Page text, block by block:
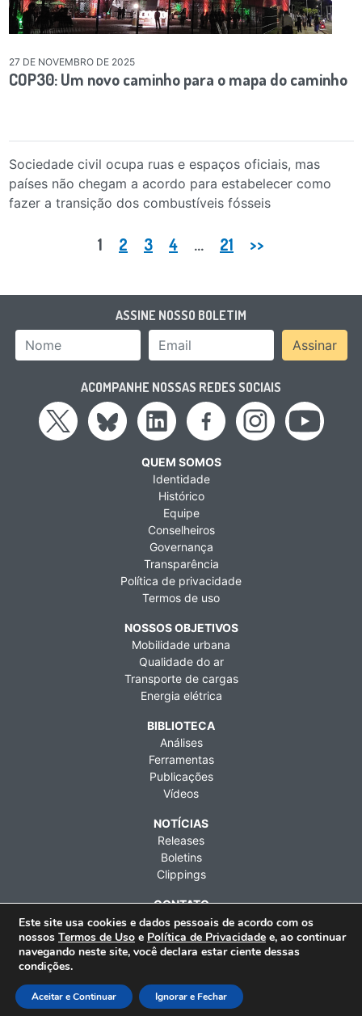
27 DE NOVEMBRO DE 2025
COP30: Um novo caminho para o mapa do caminho
Sociedade civil ocupa ruas e espaços oficiais, mas
países não chegam a acordo para estabelecer como
fazer a transição dos combustíveis fósseis
Paginação de posts
1 2 3 4 … 21 >>
ASSINE NOSSO BOLETIM
Email AddressAssinar
ACOMPANHE NOSSAS REDES SOCIAIS
QUEM SOMOS
Identidade
Histórico
Equipe
Conselheiros
Governança
Transparência
Política de privacidade
Termos de uso
NOSSOS OBJETIVOS
Mobilidade urbana
Qualidade do ar
Transporte de cargas
Energia elétrica
BIBLIOTECA
Análises
Ferramentas
Publicações
Vídeos
NOTÍCIAS
Releases
Boletins
Clippings
CONTATO
Fale conosco
Imprensa
Contratações
Rua Artur de Azevedo, 1212, 9º andar, Pinheiros, São Paulo
(SP), CEP 05404-003 | Telefone: +55 (11) 3476-2850
Este site usa cookies e dados pessoais de acordo com os
nossos Termos de Uso e Política de Privacidade e, ao continuar
navegando neste site, você declara estar ciente dessas
condições.
Aceitar e Continuar Ignorar e Fechar